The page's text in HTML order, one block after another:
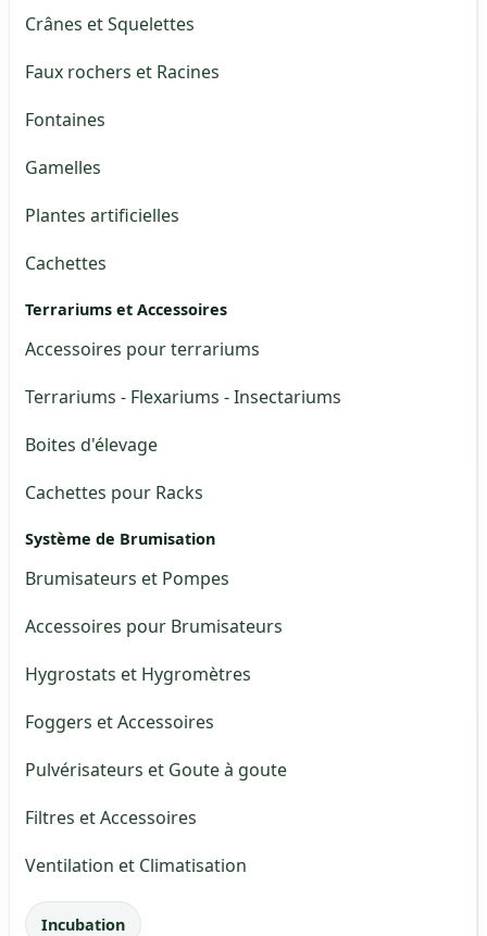
Crânes et Squelettes
Faux rochers et Racines
Fontaines
Gamelles
Plantes artificielles
Cachettes
Terrariums et Accessoires
Accessoires pour terrariums
Terrariums - Flexariums - Insectariums
Boites d'élevage
Cachettes pour Racks
Système de Brumisation
Brumisateurs et Pompes
Accessoires pour Brumisateurs
Hygrostats et Hygromètres
Foggers et Accessoires
Pulvérisateurs et Goute à goute
Filtres et Accessoires
Ventilation et Climatisation
Incubation